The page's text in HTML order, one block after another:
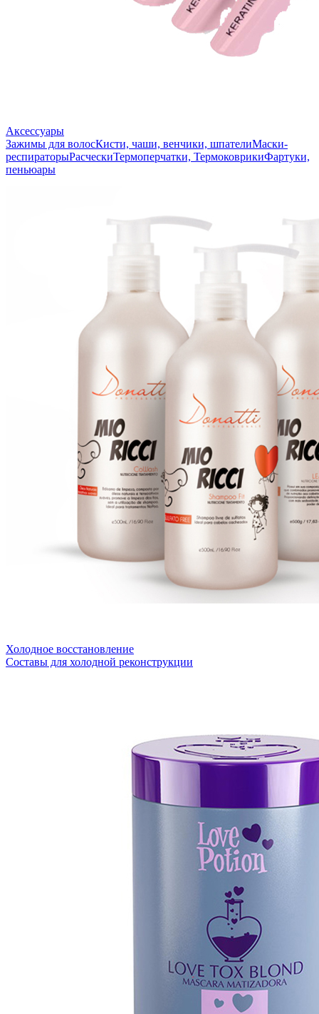
Аксессуары
Зажимы для волосКисти, чаши, венчики, шпателиМаски-
респираторыРасческиТермоперчатки, ТермоковрикиФартуки,
пеньюары
Холодное восстановление
Составы для холодной реконструкции